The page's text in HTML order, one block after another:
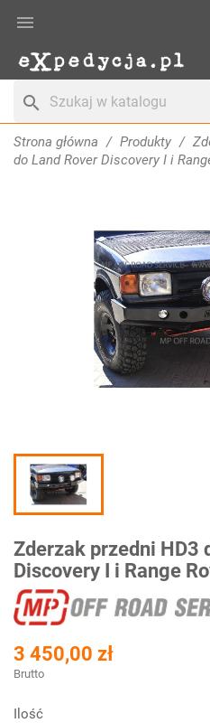

search
Strona główna Produkty
do Land Rover Discovery I i
Zderzak przedni HD3
Discovery I i Range
3 450,00 zł
Brutto
Ilość